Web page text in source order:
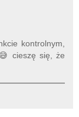
kontrolnym,
cieszę się, że